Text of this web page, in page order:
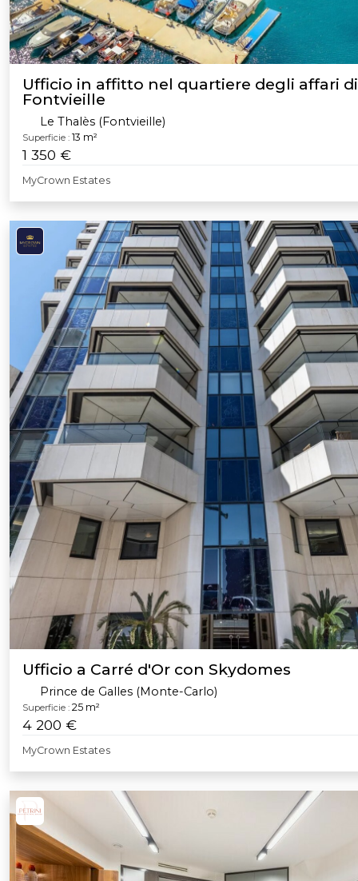
Ufficio in affitto nel quartiere degli affari di
Fontvieille
Le Thalès (Fontvieille)
Superficie : 13 m²
1 350 €
MyCrown Estates
Ufficio a Carré d'Or con Skydomes
Prince de Galles (Monte-Carlo)
Superficie : 25 m²
4 200 €
MyCrown Estates